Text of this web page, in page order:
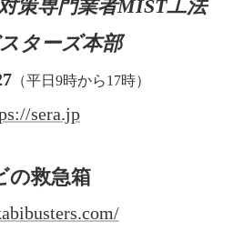
策専門業者MIST工法
ターズ本部
（平日9時から17時）
sera.jp
の救急箱